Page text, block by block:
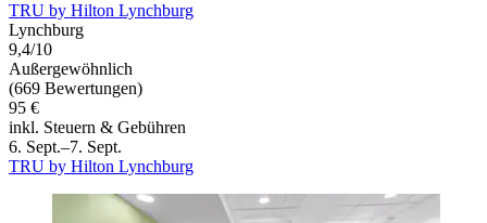
TRU by Hilton Lynchburg
Lynchburg
9,4/10
Außergewöhnlich
(669 Bewertungen)
95 €
inkl. Steuern & Gebühren
6. Sept.–7. Sept.
TRU by Hilton Lynchburg